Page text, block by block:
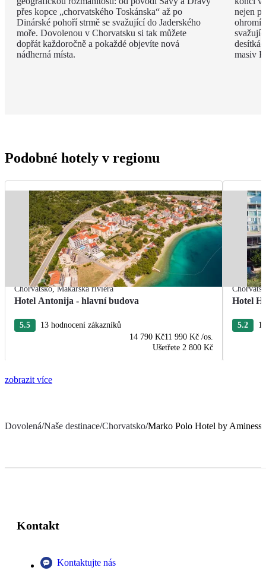
přes kopce „chorvatského Toskánska“ až po
Dinárské pohoří strmě se svažující do Jaderského
moře. Dovolenou v Chorvatsku si tak můžete
dopřát každoročně a pokaždé objevíte nová
nádherná místa.
nejen
ohromí
masiv
Podobné hotely v regionu
Chorvatsko,Makarská riviéra
Hotel Antonija - hlavní budova
5.5
13 hodnocení zákazníků
14 790 Kč11 990 Kč /os.
Ušetřete 2 800 Kč
Hotel
5.2
zobrazit více
Dovolená/Naše destinace/Chorvatsko/Marko Polo Hotel by Aminess
Kontakt
Kontaktujte nás